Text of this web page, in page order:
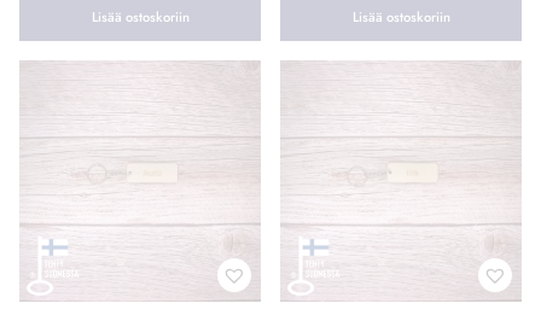
Lisää ostoskoriin Lisää ostoskoriin